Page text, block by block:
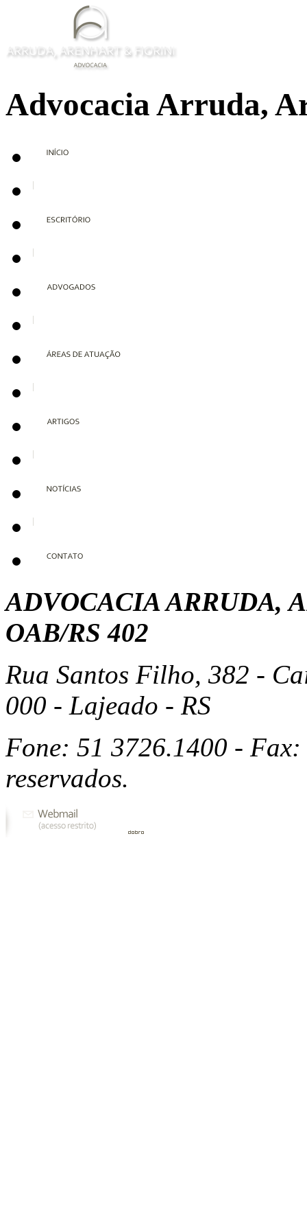
Advocacia Arruda,
ADVOCACIA ARRUDA,
OAB/RS 402
Rua Santos Filho, 382 -
000 - Lajeado - RS
Fone: 51 3726.1400 -
reservados.